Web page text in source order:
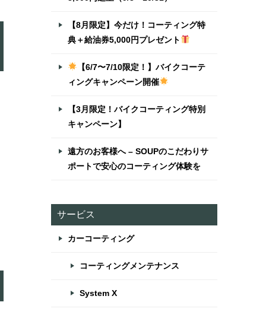
【8月限定】今だけ！コーティング特
典＋給油券5,000円プレゼント
【6/7〜7/10限定！】バイクコーテ
ィングキャンペーン開催
【3月限定！バイクコーティング特別
キャンペーン】
遠方のお客様へ – SOUPのこだわりサ
ポートで安心のコーティング体験を
サービス
カーコーティング
コーティングメンテナンス
System X